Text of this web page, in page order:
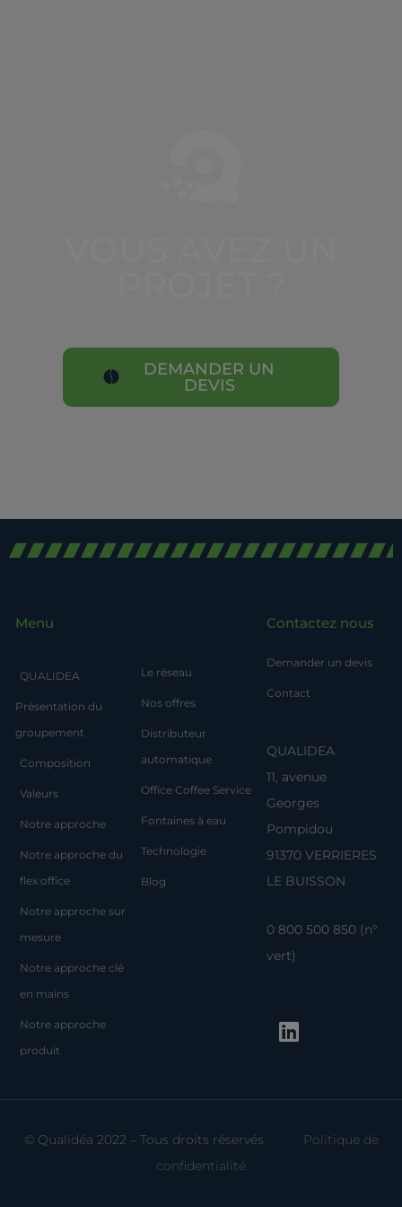
DEMANDER UN
DEVIS
Menu
QUALIDEA
Présentation du
groupement
Composition
Valeurs
Notre approche
Notre approche du
flex office
Notre approche sur
mesure
Notre approche clé
en mains
Notre approche
produit
Le réseau
Nos offres
Distributeur
automatique
Office Coffee Service
Fontaines à eau
Technologie
Blog
Contactez nous
Demander un devis
Contact
QUALIDEA
11, avenue
Georges
Pompidou
91370 VERRIERES
LE BUISSON
0 800 500 850 (n°
vert)
L
i
© Qualidéa 2022 – Tous droits réservés
Politique de
confidentialité